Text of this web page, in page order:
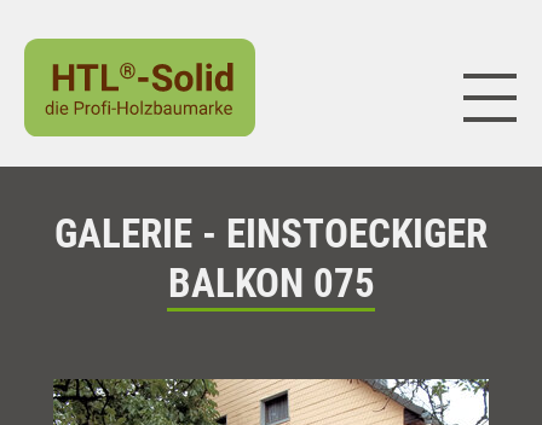
GALERIE - EINSTOECKIGER
BALKON 075